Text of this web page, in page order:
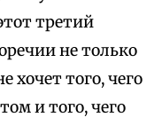
третий
не только
хочет того, чего
и того, чего